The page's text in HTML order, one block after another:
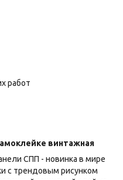
работ
винтажная
СПП - новинка в мире
с трендовым рисунком